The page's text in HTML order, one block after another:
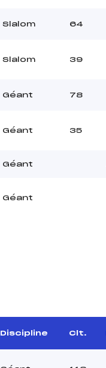
Slalom 64
Slalom 39
Géant 78
Géant 35
Géant
Géant
Discipline Clt.